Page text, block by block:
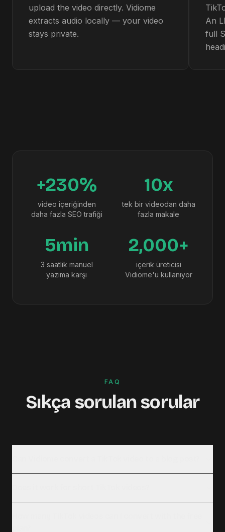
upload the video directly. Vidiome
extracts audio locally — your video
stays private.
An
full
+230%
video içeriğinden
daha fazla SEO trafiği
10x
tek bir videodan daha
fazla makale
5min
3 saatlik manuel
yazıma karşı
2,000+
içerik üreticisi
Vidiome'u kullanıyor
FAQ
Sıkça sorulan sorular